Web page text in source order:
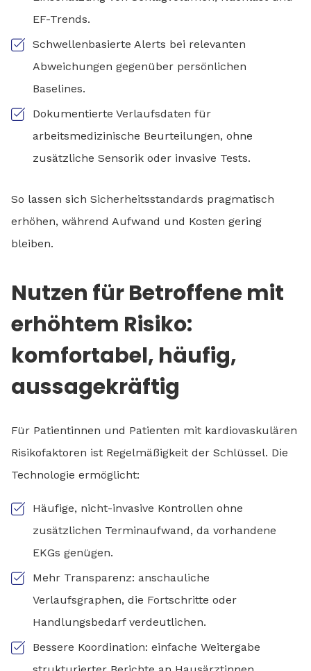
EF-Trends.
Schwellenbasierte Alerts bei relevanten
Abweichungen gegenüber persönlichen
Baselines.
Dokumentierte Verlaufsdaten für
arbeitsmedizinische Beurteilungen, ohne
zusätzliche Sensorik oder invasive Tests.
So lassen sich Sicherheitsstandards pragmatisch
erhöhen, während Aufwand und Kosten gering
bleiben.
Nutzen für Betroffene mit
erhöhtem Risiko:
komfortabel, häufig,
aussagekräftig
Für Patientinnen und Patienten mit kardiovaskulären
Risikofaktoren ist Regelmäßigkeit der Schlüssel. Die
Technologie ermöglicht:
Häufige, nicht-invasive Kontrollen ohne
zusätzlichen Terminaufwand, da vorhandene
EKGs genügen.
Mehr Transparenz: anschauliche
Verlaufsgraphen, die Fortschritte oder
Handlungsbedarf verdeutlichen.
Bessere Koordination: einfache Weitergabe